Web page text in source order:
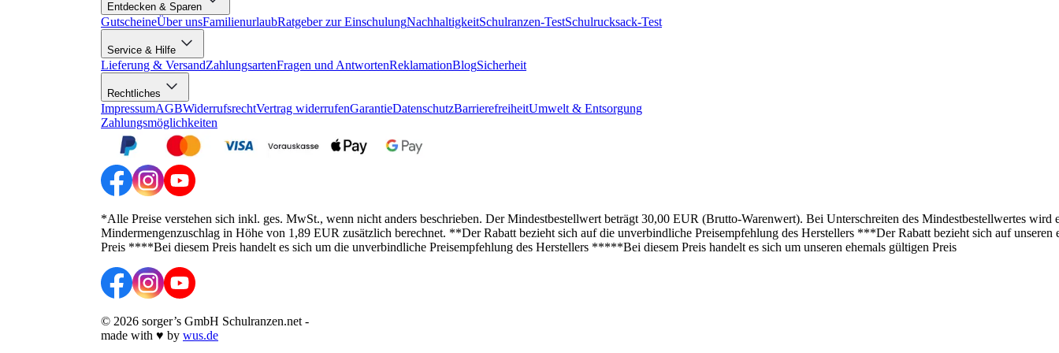
Entdecken & Sparen
GutscheineÜber unsFamilienurlaubRatgeber zur EinschulungNachhaltigkeitSchulranzen-TestSchulrucksack-Test
Service & Hilfe
Lieferung & VersandZahlungsartenFragen und AntwortenReklamationBlogSicherheit
Rechtliches
ImpressumAGBWiderrufsrechtVertrag widerrufenGarantieDatenschutzBarrierefreiheitUmwelt & Entsorgung
Zahlungsmöglichkeiten
*Alle Preise verstehen sich inkl. ges. MwSt., wenn nicht anders beschrieben. Der Mindestbestellwert beträgt 30,00 EUR (Brutto-Warenwert). Bei Unterschreiten des Mindestbestellwertes wird
Mindermengenzuschlag in Höhe von 1,89 EUR zusätzlich berechnet. **Der Rabatt bezieht sich auf die unverbindliche Preisempfehlung des Herstellers ***Der Rabatt bezieht sich auf unseren
Preis ****Bei diesem Preis handelt es sich um die unverbindliche Preisempfehlung des Herstellers *****Bei diesem Preis handelt es sich um unseren ehemals gültigen Preis
© 2026 sorger’s GmbH Schulranzen.net -
made with ♥ by wus.de